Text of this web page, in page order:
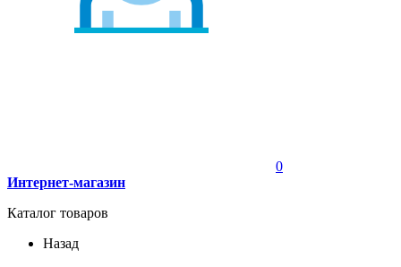
0
Интернет-магазин
Каталог товаров
Назад